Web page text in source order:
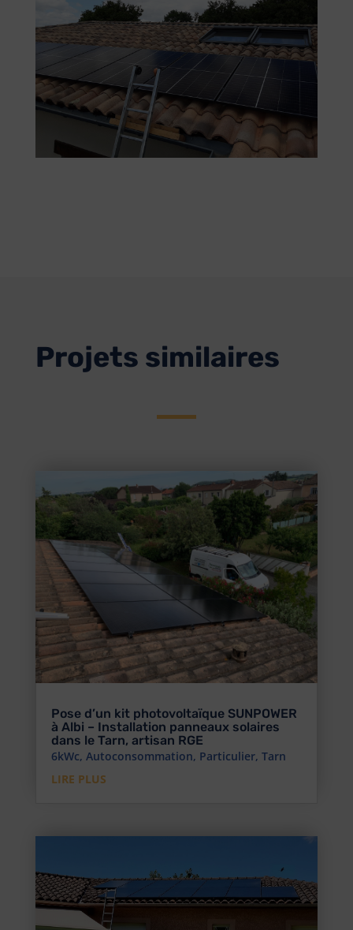
Projets similaires
Pose d’un kit photovoltaïque SUNPOWER
à Albi – Installation panneaux solaires
dans le Tarn, artisan RGE
6kWc, Autoconsommation, Particulier, Tarn
LIRE PLUS